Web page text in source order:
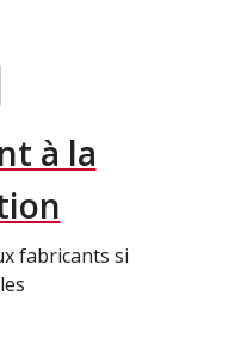
à la
fabricants si